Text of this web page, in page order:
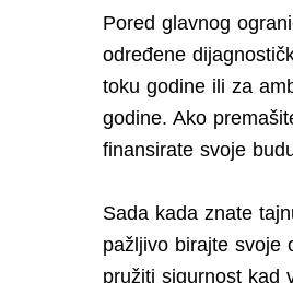
Pored glavnog
određene
toku godine ili za
godine. Ako
finansirate svoje
Sada kada znate
pažljivo birajte svoje
pružiti sigurnost kad